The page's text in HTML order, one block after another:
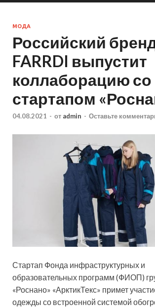
МОДА
Российский
FARRDI выпустит
коллаборацию со
стартапом
04.08.2021 - от admin - Оставьте
Стартап Фонда инфраструктурных и
образовательных программ (ФИОП)
«Роснано» «АрктикТекс» примет
одежды со встроенной системой